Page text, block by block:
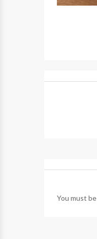
You must be